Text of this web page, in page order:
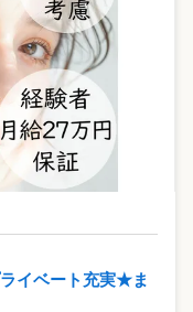
イベート充実★ま